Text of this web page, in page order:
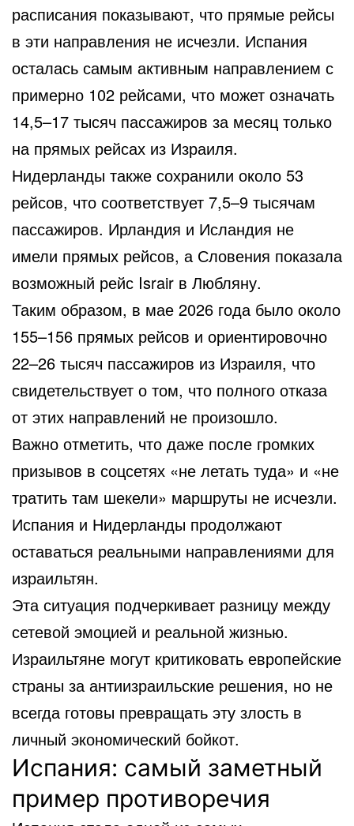
расписания показывают, что прямые рейсы
в эти направления не исчезли. Испания
осталась самым активным направлением с
примерно 102 рейсами, что может означать
14,5–17 тысяч пассажиров за месяц только
на прямых рейсах из Израиля.
Нидерланды также сохранили около 53
рейсов, что соответствует 7,5–9 тысячам
пассажиров. Ирландия и Исландия не
имели прямых рейсов, а Словения показала
возможный рейс Israir в Любляну.
Таким образом, в мае 2026 года было около
155–156 прямых рейсов и ориентировочно
22–26 тысяч пассажиров из Израиля, что
свидетельствует о том, что полного отказа
от этих направлений не произошло.
Важно отметить, что даже после громких
призывов в соцсетях «не летать туда» и «не
тратить там шекели» маршруты не исчезли.
Испания и Нидерланды продолжают
оставаться реальными направлениями для
израильтян.
Эта ситуация подчеркивает разницу между
сетевой эмоцией и реальной жизнью.
Израильтяне могут критиковать европейские
страны за антиизраильские решения, но не
всегда готовы превращать эту злость в
личный экономический бойкот.
Испания: самый заметный
пример противоречия